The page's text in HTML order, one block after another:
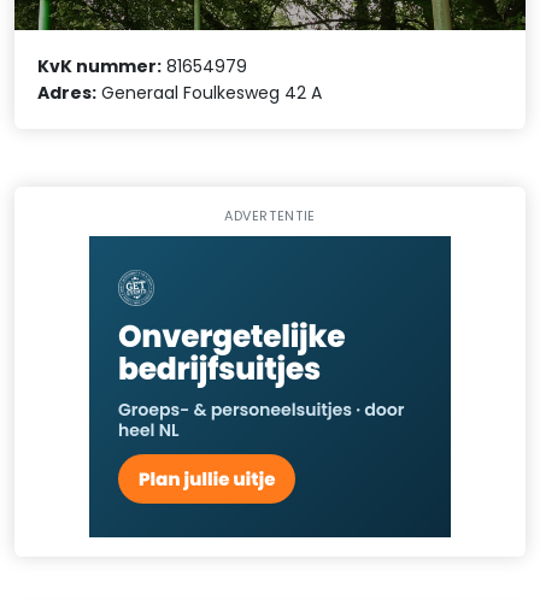
KvK nummer: 81654979
Adres: Generaal Foulkesweg 42 A
ADVERTENTIE